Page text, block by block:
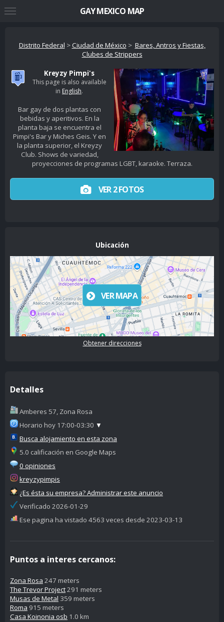
Distrito Federal >Ciudad de México > Bares, Antros y Fiestas,
Clubes de Strippers
Kreyzy Pimpi's
This page is also available
in English.
Bar gay de dos plantas con
bebidas y aperitivos. En la
planta baja se encuentra el
Pimpi's Bar y Miches Geis. Y en
la planta superior, el Kreyzy
Club. Shows de variedad,
proyecciones de programas LGBT, karaoke. Terraza.
VER 2 FOTOS
Ubicación
VER MAPA
Obtener direcciones
Detalles
Amberes 57, Zona Rosa
Horario hoy 17:00-03:30 ▼
Busca alojamiento en esta zona
5.0 calificación en Google Maps
0 opiniones
kreyzypimpis
¿Es ésta su empresa? Administrar este anuncio
Verificado 2026-01-29
Ese pagina ha vistado 4563 veces desde 2023-03-13
Puntos a interes cercanos:
Zona Rosa 247 meters
The Trevor Project291 meters
Musas de Metal 359 meters
Roma 915 meters
Casa Koinonia osb 1.0 km
GAY MEXICO MAP